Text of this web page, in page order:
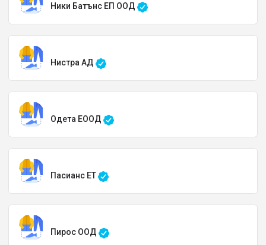
Ники Батънс ЕП ООД
Нистра АД
Одета ЕООД
Пасианс ЕТ
Пирос ООД